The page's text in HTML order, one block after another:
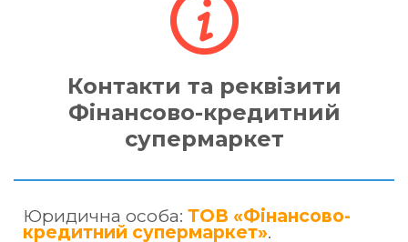
Контакти та реквізити
Фінансово-кредитний
супермаркет
Юридична особа: ТОВ «Фінансово-
кредитний супермаркет».